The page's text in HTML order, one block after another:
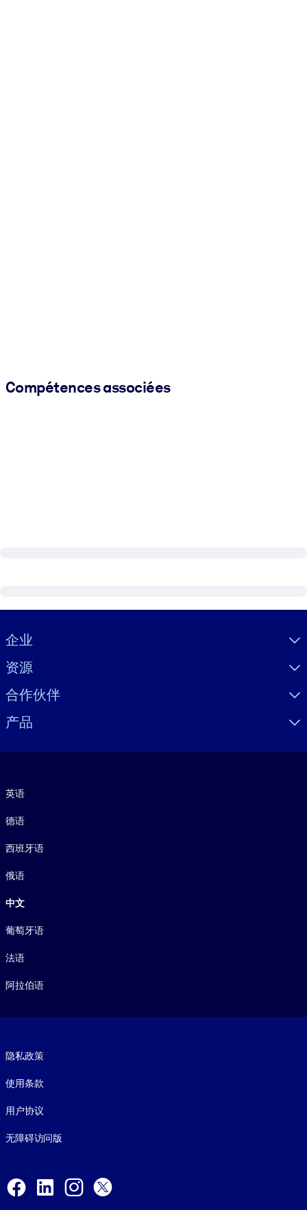
Compétences associées
Visually hidden Text
企业
资源
合作伙伴
产品
英语
德语
西班牙语
俄语
中文
葡萄牙语
法语
阿拉伯语
隐私政策
使用条款
用户协议
无障碍访问版
Facebook
LinkedInInstagram